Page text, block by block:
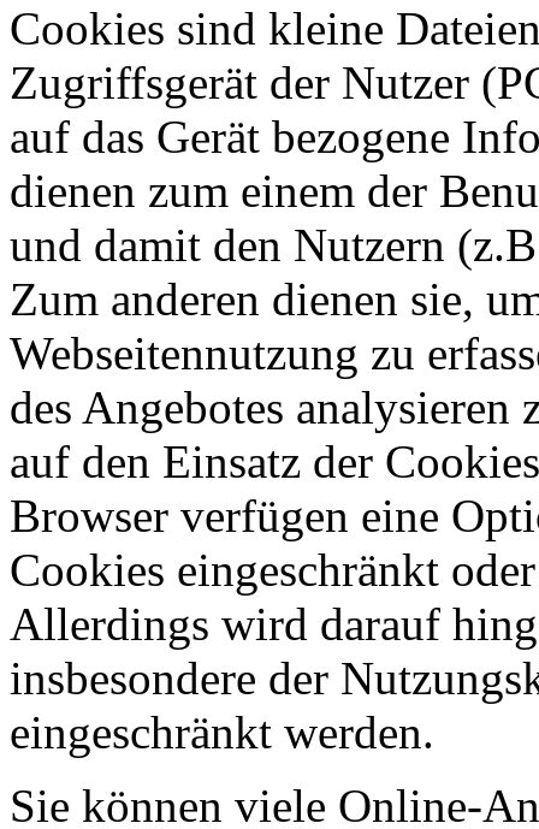
Cookies sind kleine
Zugriffsgerät der Nutzer
auf das Gerät bezogene
dienen zum einem der
und damit den Nutzern
Zum anderen dienen sie,
Webseitennutzung zu
des Angebotes
auf den Einsatz der
Browser verfügen eine
Cookies eingeschränkt
Allerdings wird darauf
insbesondere der
eingeschränkt werden.
Sie können viele Online-